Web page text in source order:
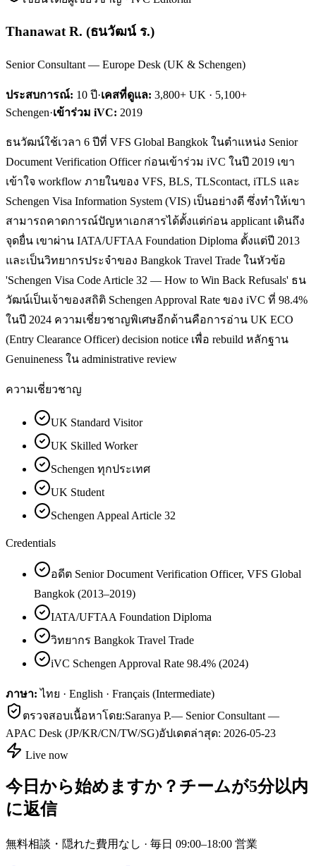
Thanawat R. (ธนวัฒน์ ร.)
Senior Consultant — Europe Desk (UK & Schengen)
ประสบการณ์: 10 ปี·เคสที่ดูแล: 3,800+ UK · 5,100+
Schengen·เข้าร่วม iVC: 2019
ธนวัฒน์ใช้เวลา 6 ปีที่ VFS Global Bangkok ในตำแหน่ง Senior
Document Verification Officer ก่อนเข้าร่วม iVC ในปี 2019 เขา
เข้าใจ workflow ภายในของ VFS, BLS, TLScontact, iTLS และ
Schengen Visa Information System (VIS) เป็นอย่างดี ซึ่งทำให้เขา
สามารถคาดการณ์ปัญหาเอกสารได้ตั้งแต่ก่อน applicant เดินถึง
จุดยื่น เขาผ่าน IATA/UFTAA Foundation Diploma ตั้งแต่ปี 2013
และเป็นวิทยากรประจำของ Bangkok Travel Trade ในหัวข้อ
'Schengen Visa Code Article 32 — How to Win Back Refusals' ธน
วัฒน์เป็นเจ้าของสถิติ Schengen Approval Rate ของ iVC ที่ 98.4%
ในปี 2024 ความเชี่ยวชาญพิเศษอีกด้านคือการอ่าน UK ECO
(Entry Clearance Officer) decision notice เพื่อ rebuild หลักฐาน
Genuineness ใน administrative review
ความเชี่ยวชาญ
UK Standard Visitor
UK Skilled Worker
Schengen ทุกประเทศ
UK Student
Schengen Appeal Article 32
Credentials
อดีต Senior Document Verification Officer, VFS Global
Bangkok (2013–2019)
IATA/UFTAA Foundation Diploma
วิทยากร Bangkok Travel Trade
iVC Schengen Approval Rate 98.4% (2024)
ภาษา: ไทย · English · Français (Intermediate)
ตรวจสอบเนื้อหาโดย:Saranya P.— Senior Consultant —
APAC Desk (JP/KR/CN/TW/SG)อัปเดตล่าสุด: 2026-05-23
Live now
今日から始めますか？チームが5分以内
に返信
無料相談・隠れた費用なし · 毎日 09:00–18:00 営業